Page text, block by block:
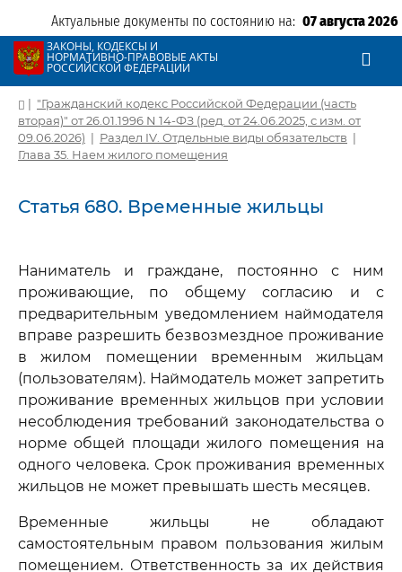
Актуальные документы по состоянию на: 07 августа 2026
ЗАКОНЫ, КОДЕКСЫ И
НОРМАТИВНО-ПРАВОВЫЕ АКТЫ
РОССИЙСКОЙ ФЕДЕРАЦИИ
| "Гражданский кодекс Российской Федерации (часть
вторая)" от 26.01.1996 N 14-ФЗ (ред. от 24.06.2025, с изм. от
09.06.2026) | Раздел IV. Отдельные виды обязательств |
Глава 35. Наем жилого помещения
Статья 680. Временные жильцы
Наниматель и граждане, постоянно с ним
проживающие, по общему согласию и с
предварительным уведомлением наймодателя
вправе разрешить безвозмездное проживание
в жилом помещении временным жильцам
(пользователям). Наймодатель может запретить
проживание временных жильцов при условии
несоблюдения требований законодательства о
норме общей площади жилого помещения на
одного человека. Срок проживания временных
жильцов не может превышать шесть месяцев.
Временные жильцы не обладают
самостоятельным правом пользования жилым
помещением. Ответственность за их действия